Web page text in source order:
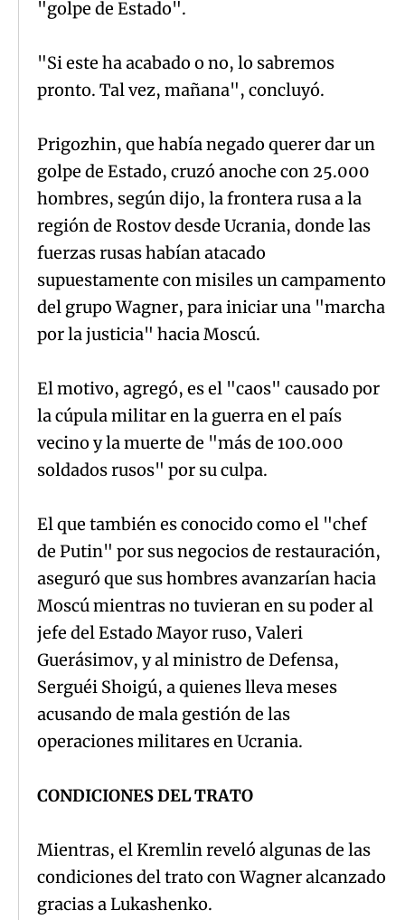
"golpe de Estado".
"Si este ha acabado o no, lo sabremos
pronto. Tal vez, mañana", concluyó.
Prigozhin, que había negado querer dar un
golpe de Estado, cruzó anoche con 25.000
hombres, según dijo, la frontera rusa a la
región de Rostov desde Ucrania, donde las
fuerzas rusas habían atacado
supuestamente con misiles un campamento
del grupo Wagner, para iniciar una "marcha
por la justicia" hacia Moscú.
El motivo, agregó, es el "caos" causado por
la cúpula militar en la guerra en el país
vecino y la muerte de "más de 100.000
soldados rusos" por su culpa.
El que también es conocido como el "chef
de Putin" por sus negocios de restauración,
aseguró que sus hombres avanzarían hacia
Moscú mientras no tuvieran en su poder al
jefe del Estado Mayor ruso, Valeri
Guerásimov, y al ministro de Defensa,
Serguéi Shoigú, a quienes lleva meses
acusando de mala gestión de las
operaciones militares en Ucrania.
CONDICIONES DEL TRATO
Mientras, el Kremlin reveló algunas de las
condiciones del trato con Wagner alcanzado
gracias a Lukashenko.